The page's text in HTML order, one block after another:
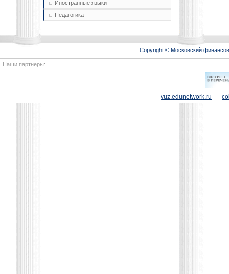
Иностранные языки
Педагогика
Copyright © Московский
Наши партнеры:
vuz.edunetwork.ru